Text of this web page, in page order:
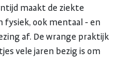
maakt de ziekte
fysiek, ook mentaal - en
af. De wrange praktijk
vele jaren bezig is om